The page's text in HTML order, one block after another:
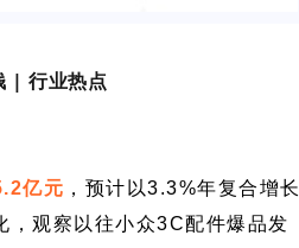
| 行业热点
亿元 ，预计以3.3%年复合增长
，观察以往小众3C配件爆品发